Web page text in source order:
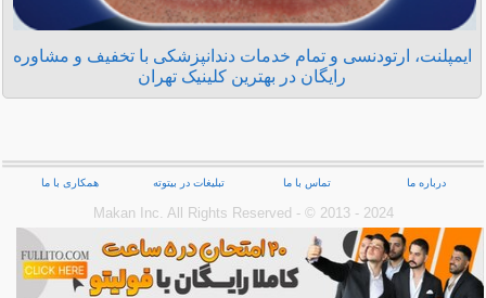
ایمپلنت، ارتودنسی و تمام خدمات دندانپزشکی با تخفیف و مشاوره
رایگان در بهترین کلینیک تهران
درباره ما تماس با ما تبلیغات در بیتوته همکاری با ما
Makan Inc.‎ All Rights Reserved - © 2013 - 2024